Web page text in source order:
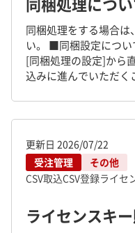
同梱処理をする場合は
い。 ■同梱設定につ
[同梱処理の設定]から
込みに進んでいただく
更新日 2026/07/22
受注管理
その他
CSV取込CSV登録ライセ
ライセンスキ